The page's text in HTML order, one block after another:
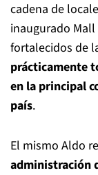
cadena de
inaugurado
fortalecidos de
prácticamente
en la principal
país.
El mismo Aldo
administración